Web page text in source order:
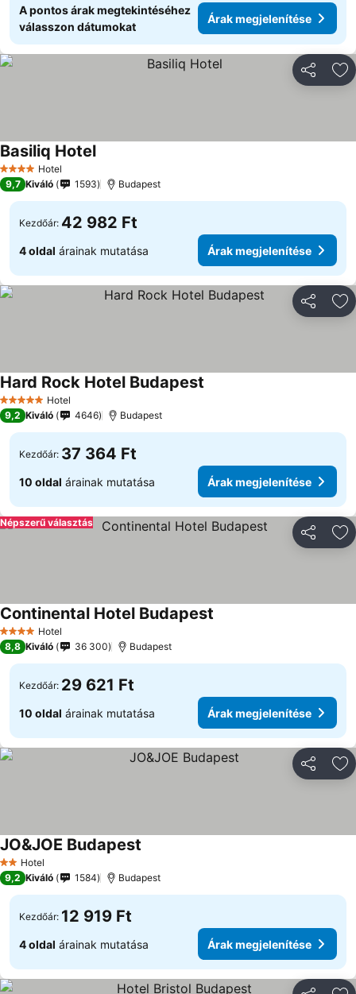
A pontos árak megtekintéséhez
válasszon dátumokat
Árak megjelenítése
4 KategóriaHotel
Basiliq Hotel
9,7 Kiváló 1593 Budapest
Kezdőár: 42 982 Ft
4 oldal árainak mutatása Árak megjelenítése
5 KategóriaHotel
Hard Rock Hotel Budapest
9,2 Kiváló 4646 Budapest
Kezdőár: 37 364 Ft
10 oldal árainak mutatása Árak megjelenítése
Népszerű választás
4 KategóriaHotel
Continental Hotel Budapest
8,8 Kiváló 36 300 Budapest
Kezdőár: 29 621 Ft
10 oldal árainak mutatása Árak megjelenítése
2 Kategória
Hotel
JO&JOE Budapest
9,2 Kiváló 1584 Budapest
Kezdőár: 12 919 Ft
4 oldal árainak mutatása Árak megjelenítése